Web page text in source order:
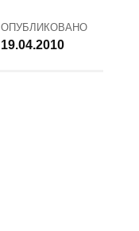
ОПУБЛИКОВАНО
19.04.2010